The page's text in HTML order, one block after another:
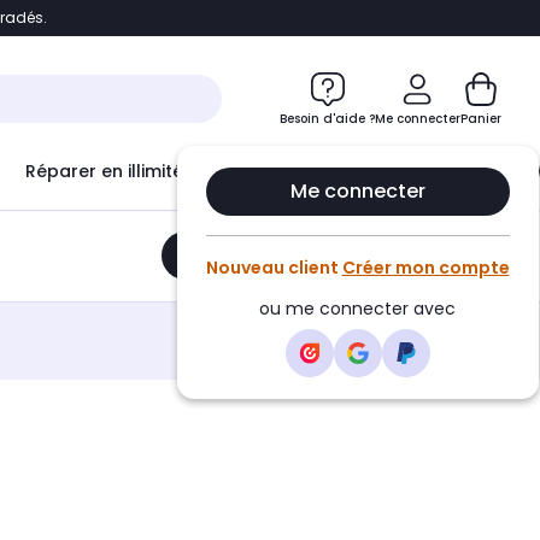
Accéder directement au chatbot
Besoin d'aide ?Me connecter
Me connecter
Nouveau client Créer mon compte
ou me connecter avec
Panier
Réparer en illimité avec Le Club Infinity
Ajouter au panier